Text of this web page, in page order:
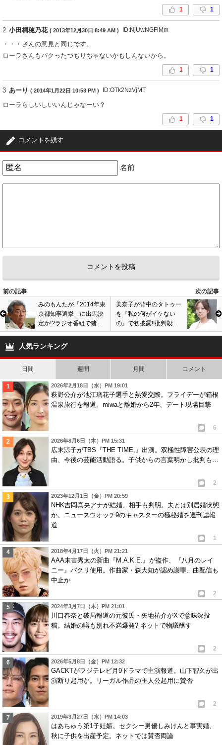
1 1
2 小田桐穂乃花 ( 2013年12月30日 8:49 AM ) ID:NjUwNGFlMm
・・・さんの意見と同じです。
ローラさんもパクったつもりぢゃないかもしんないから。
1 1
3 あーり ( 2014年1月22日 10:53 PM ) ID:OTk2NzVjMT
ローラらしいしいいんじゃなーい？
1 1
コメントを残す
名前
前の記事
次の記事
みのもんたが「2014年東
京都知事選挙」に出馬決
定か!?ラジオ番組で猪瀬
直樹を痛烈批判!!
美奈子が背中のタトゥー
を『私の何がイケない
の』で初披露!!批判殺到
は確実か!?美奈子のタト
人気ランキング
日間 週間 月間 コメント
2026年2月18日（水）PM 19:01
萩野公介が池江璃花子選手と熱愛交際。フライデーが箱根
温泉旅行を報道。miwaと離婚から2年、デート現場目撃
6
2026年8月6日（木）PM 15:31
広末涼子がTBS『THE TIME,』出演。双極性障害公表の理
由、今後の芸能活動語る。子供からの言葉明かし批判も…
2
2023年12月1日（金）PM 20:59
NHK吉岡真央アナが結婚、相手も判明。夫とは別居婚状態
か。ニュースウオッチ9のキャスターの極秘婚を週刊誌報
道
1
2018年4月17日（火）PM 21:21
AAA末吉秀太の新曲『M.A.K.E.』が盗作、『八月のレイ
ニー』パクリ使用。作曲家・森大知が認め謝罪、曲配信も
中止か
2
2024年3月7日（木）PM 21:01
川口春奈と破局報道の元彼氏・矢地祐介がXで意味深投
稿。結婚の噂も別れ不満爆発? ネットで物議醸す
2
2026年5月8日（金）PM 12:32
GACKTがフジテレビ月9ドラマで主演報道。山下智久が出
演断り起用か。リーガル作品の主人公起用に賛否
2
2019年3月27日（水）PM 14:03
はあちゅう第1子妊娠。セクシー男優しみけんと事実婚、
秋に子供を出産予定。ネットでは賛否両論